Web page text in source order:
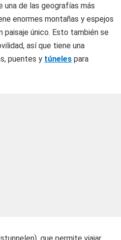
una de las geografías más
enormes montañas y espejos
paisaje único. Esto también se
así que tiene una
puentes y túneles para